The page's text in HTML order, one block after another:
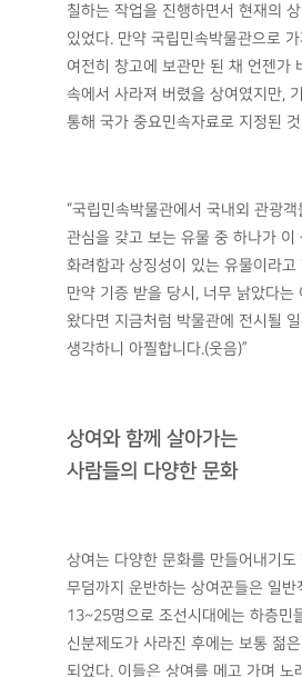
현재 국가 중요민속자료로 지정된
민속연구과장과 깊은 인연이 있다.
운반해온 것이 그이기 때문이다. 그
진주화단친목회에서 기증전화를 받
과장 현 대한민국역사박물관 교육과장과
먼지가 가득 쌓인 상여를 마주한 것
“농촌 출신이기 때문에 지저분한 것
않음에도 불구하고 상여에 손을 데
정도였습니다.(웃음) 실제 사용을 안
하지만 역사가 있는 물건이니 가져가
차에 싣고 왔습니다.”
기증절차를 밟은 후 김시덕 과장이
보수작업을 진행했다. 천막과 채를
망가져 있던 조각들도 보수했다. 단
칠하는 작업을 진행하면서 현재의 상
있었다. 만약 국립민속박물관으로